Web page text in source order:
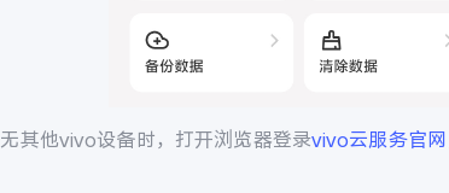
无其他vivo设备时，打开浏览器登录vivo云服务官网